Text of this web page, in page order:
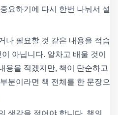
요하기에 다시 한번 나눠서 설
나 필요할 것 같은 내용을 적습
아닙니다. 알차고 배울 것이
용을 적겠지만, 책이 단순하고
분이라면 책 전체를 한 문장으
생각을 적어야 합니다. 책의